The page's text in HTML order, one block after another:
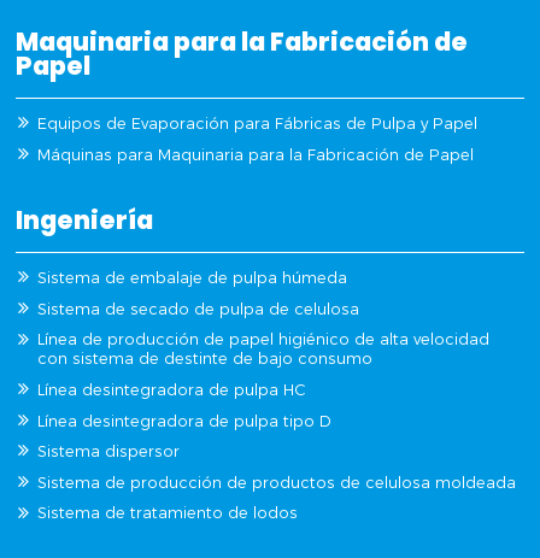
Maquinaria para la Fabricación de
Papel
Equipos de Evaporación para Fábricas de Pulpa y Papel
Máquinas para Maquinaria para la Fabricación de Papel
Ingeniería
Sistema de embalaje de pulpa húmeda
Sistema de secado de pulpa de celulosa
Línea de producción de papel higiénico de alta velocidad
con sistema de destinte de bajo consumo
Línea desintegradora de pulpa HC
Línea desintegradora de pulpa tipo D
Sistema dispersor
Sistema de producción de productos de celulosa moldeada
Sistema de tratamiento de lodos